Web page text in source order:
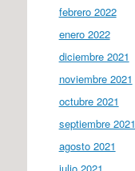
febrero 2022
enero 2022
diciembre 2021
noviembre 2021
octubre 2021
septiembre 2021
agosto 2021